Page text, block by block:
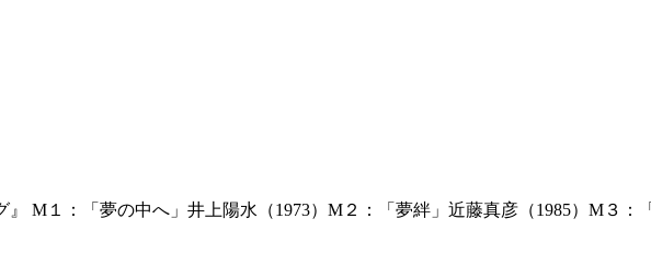
M１：「夢の中へ」井上陽水（1973）M２：「夢絆」近藤真彦（1985）M３：